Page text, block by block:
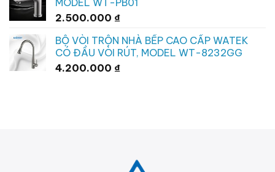
2.500.000 ₫
BỘ VÒI TRỘN NHÀ BẾP CAO CẤP WATEK
CÓ ĐẦU VÒI RÚT, MODEL WT-8232GG
4.200.000 ₫